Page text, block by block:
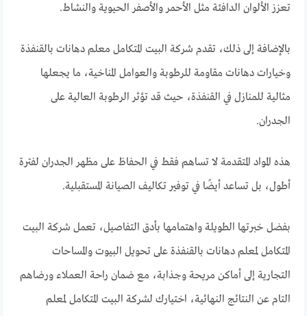
تعزز الألوان الدافئة مثل الأحمر والأصفر الحيوية والنشاط.
بالإضافة إلى ذلك، تقدم شركة البيت المتكامل معلم دهانات بالقنفذة
وخيارات دهانات مقاومة للرطوبة والعوامل المناخية، ما يجعلها
مثالية للمنازل في القنفذة، حيث قد تؤثر الرطوبة العالية على
الجدران.
هذه المواد المتقدمة لا تساهم فقط في الحفاظ على مظهر الجدران لفترة
أطول، بل تساعد أيضًا في توفير تكاليف الصيانة المستقبلية.
بفضل خبرتها الطويلة واهتمامها بأدق التفاصيل، تعمل شركة البيت
المتكامل لمعلم دهانات بالقنفذة على تحويل البيوت والمساحات
التجارية إلى أماكن مريحة وجذابة، مع ضمان راحة العملاء ورضاهم
التام عن النتائج النهائية، اختيارك لشركة البيت المتكامل لمعلم